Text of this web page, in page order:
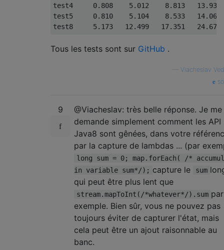
test4 0.808 5.012 8.813
13.939
test5 0.810 5.104 8.533
14.064
test8 5.173 12.499 17.351 24.671
Tous les tests sont sur GitHub .
Viacheslav
9
@Viacheslav: très belle réponse. Je me
demande simplement comment les API
Java8 sont gênées, dans votre
par la capture de lambdas ... (par
long sum = 0; map.forEach( /*
in variable sum*/); capture le sum
qui peut être plus lent que
stream.mapToInt(/*whatever*/).sum par
exemple. Bien sûr, vous ne pouvez pas
toujours éviter de capturer l'état, mais
cela peut être un ajout raisonnable au
banc.